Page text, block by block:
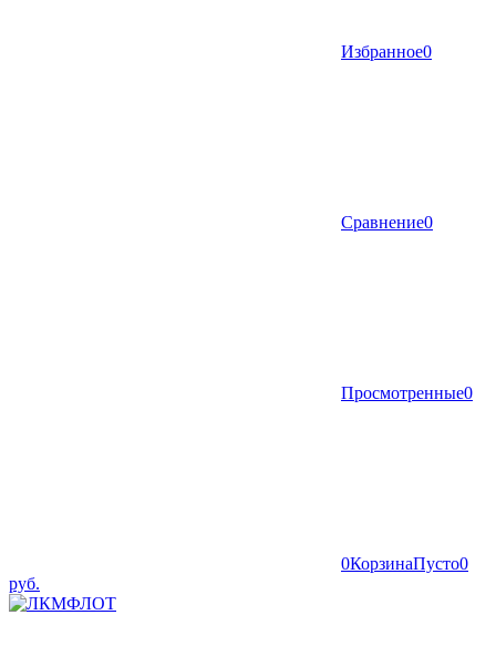
Избранное0
Сравнение0
Просмотренные0
0КорзинаПусто0
руб.